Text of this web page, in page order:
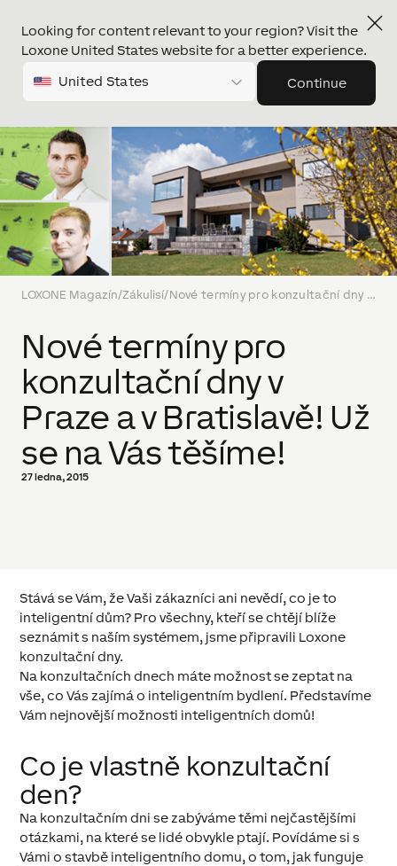
Looking for content relevant to your region? Visit the
Loxone United States website for a better experience.
United States Continue
LOXONE Magazín/Zákulisí/ Nové termíny pro konzultační dny v Praze a v Bratislavě! Už se na Vás těšíme!
Nové termíny pro
konzultační dny v
Praze a v Bratislavě! Už
se na Vás těšíme!
27 ledna, 2015
Stává se Vám, že Vaši zákazníci ani nevědí, co je to
inteligentní dům? Pro všechny, kteří se chtějí blíže
seznámit s naším systémem, jsme připravili Loxone
konzultační dny.
Na konzultačních dnech máte možnost se zeptat na
vše, co Vás zajímá o inteligentním bydlení. Představíme
Vám nejnovější možnosti inteligentních domů!
Co je vlastně konzultační
den?
Na konzultačním dni se zabýváme těmi nejčastějšími
otázkami, na které se lidé obvykle ptají. Povídáme si s
Vámi o stavbě inteligentního domu, o tom, jak funguje